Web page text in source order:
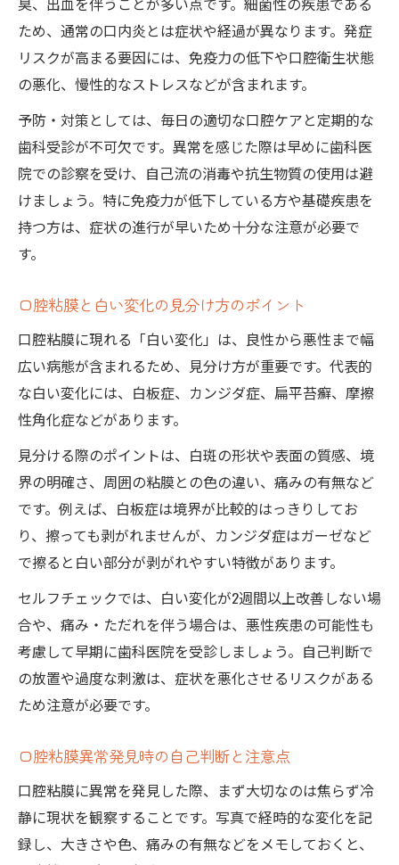
ため、通常の口内炎とは症状や経過が異なります。発症
リスクが高まる要因には、免疫力の低下や口腔衛生状態
の悪化、慢性的なストレスなどが含まれます。
予防・対策としては、毎日の適切な口腔ケアと定期的な
歯科受診が不可欠です。異常を感じた際は早めに歯科医
院での診察を受け、自己流の消毒や抗生物質の使用は避
けましょう。特に免疫力が低下している方や基礎疾患を
持つ方は、症状の進行が早いため十分な注意が必要で
す。
口腔粘膜と白い変化の見分け方のポイント
口腔粘膜に現れる「白い変化」は、良性から悪性まで幅
広い病態が含まれるため、見分け方が重要です。代表的
な白い変化には、白板症、カンジダ症、扁平苔癬、摩擦
性角化症などがあります。
見分ける際のポイントは、白斑の形状や表面の質感、境
界の明確さ、周囲の粘膜との色の違い、痛みの有無など
です。例えば、白板症は境界が比較的はっきりしてお
り、擦っても剥がれませんが、カンジダ症はガーゼなど
で擦ると白い部分が剥がれやすい特徴があります。
セルフチェックでは、白い変化が2週間以上改善しない場
合や、痛み・ただれを伴う場合は、悪性疾患の可能性も
考慮して早期に歯科医院を受診しましょう。自己判断で
の放置や過度な刺激は、症状を悪化させるリスクがある
ため注意が必要です。
口腔粘膜異常発見時の自己判断と注意点
口腔粘膜に異常を発見した際、まず大切なのは焦らず冷
静に現状を観察することです。写真で経時的な変化を記
録し、大きさや色、痛みの有無などをメモしておくと、